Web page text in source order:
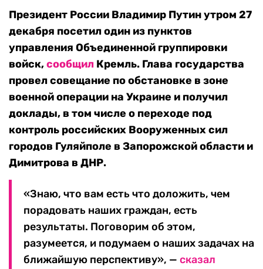
Президент России Владимир Путин утром 27
декабря посетил один из пунктов
управления Объединенной группировки
войск,сообщил Кремль. Глава государства
провел совещание по обстановке в зоне
военной операции на Украине и получил
доклады, в том числе о переходе под
контроль российских Вооруженных сил
городов Гуляйполе в Запорожской области и
Димитрова в ДНР.
«Знаю, что вам есть что доложить, чем
порадовать наших граждан, есть
результаты. Поговорим об этом,
разумеется, и подумаем о наших задачах на
ближайшую перспективу», — сказал